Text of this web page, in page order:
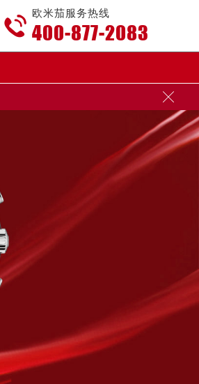

欧米茄服务热线
400-877-2083
